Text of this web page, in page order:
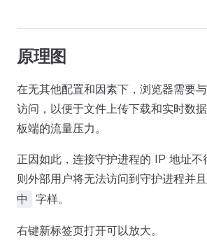
原理图
在无其他配置和因素下，浏览器需要
访问，以便于文件上传下载和实时数
板端的流量压力。
正因如此，连接守护进程的 IP 地址不
则外部用户将无法访问到守护进程并
中
字样。
右键新标签页打开可以放大。